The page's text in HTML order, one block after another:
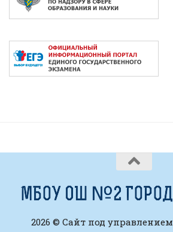
2026 © Сайт под управлением